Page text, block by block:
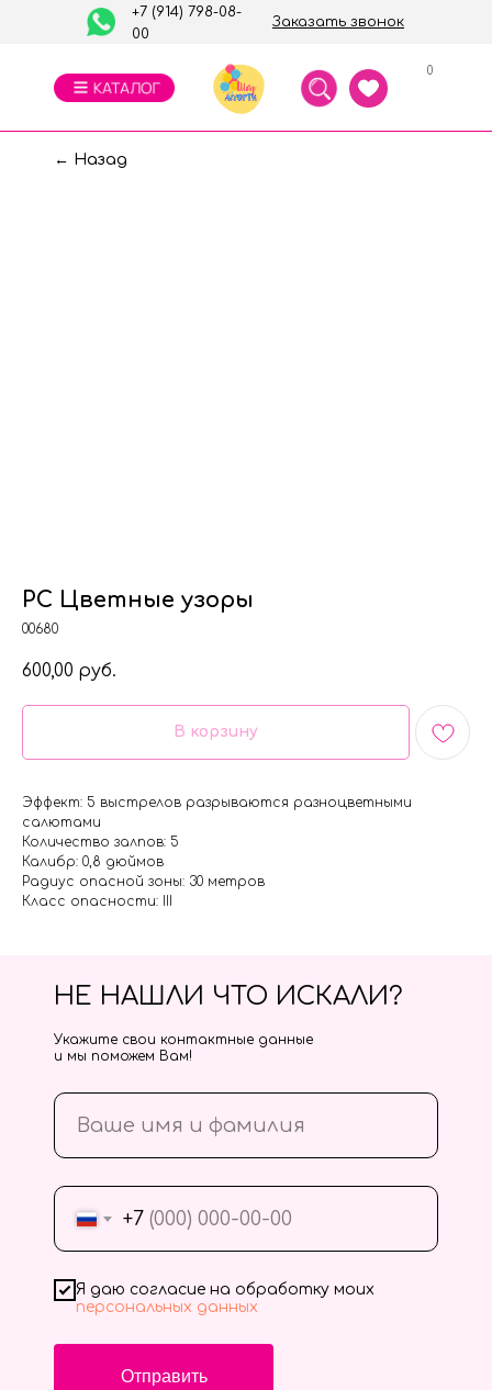
Заказать звонок
+7 (914) 798-08-
00
0
← Назад
РС Цветные узоры
00680
600,00 руб.
В корзину
Эффект: 5 выстрелов разрываются разноцветными
салютами
Количество залпов: 5
Калибр: 0,8 дюймов
Радиус опасной зоны: 30 метров
Класс опасности: III
+7
Я даю согласие на обработку моих
персональных данных
Отправить
НЕ НАШЛИ ЧТО ИСКАЛИ?
Укажите свои контактные данные
и мы поможем Вам!